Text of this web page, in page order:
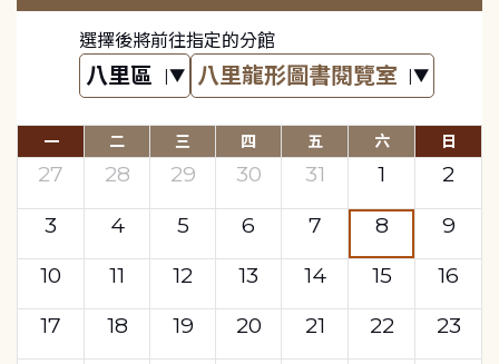
選擇後將前往指定的分館
一 二 三 四 五 六 日
27 28 29 30 31 1
2
3
4 5 6 7 8
9
10
11 12 13 14 15
16
17
18 19 20 21 22
23